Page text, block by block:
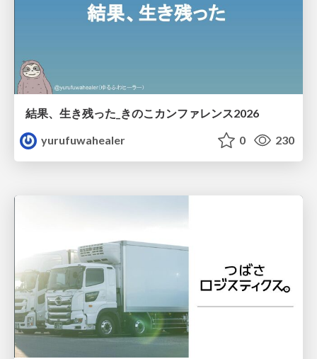
結果、生き残った_きのこカンファレンス2026
yurufuwahealer
0 230